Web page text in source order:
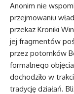
Anonim nie
przejmowaniu
przekaz Kroniki
jej fragmentów
przez potomków
formalnego
dochodziło w
tradycję działań.